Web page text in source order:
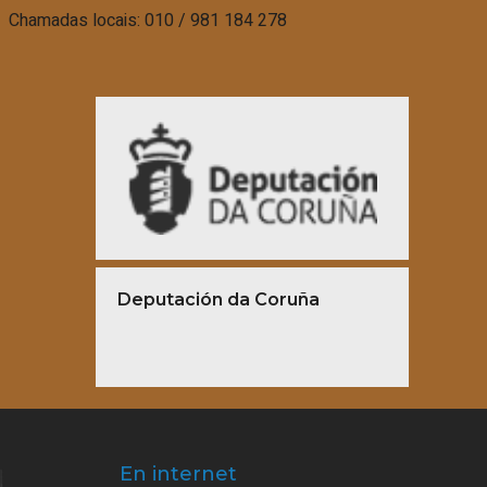
Chamadas locais: 010 / 981 184 278
Deputación da Coruña
En internet